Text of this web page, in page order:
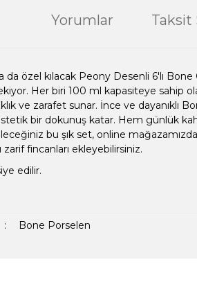
Yorumlar Taksit
da özel kılacak Peony Desenli 6'lı
Her biri 100 ml kapasiteye sahip
ve zarafet sunar. İnce ve dayanıklı
bir dokunuş katar. Hem günlük
bu şık set, online
fincanları ekleyebilirsiniz.
edilir.
: Bone Porselen